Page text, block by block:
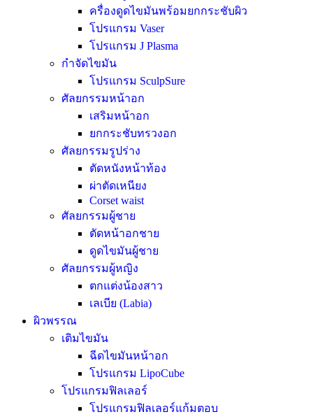
ครื่องดูดไขมันพร้อมยกกระชับผิว
โปรแกรม Vaser
โปรแกรม J Plasma
กำจัดไขมัน
โปรแกรม SculpSure
ศัลยกรรมหน้าอก
เสริมหน้าอก
ยกกระชับทรวงอก
ศัลยกรรมรูปร่าง
ตัดหนังหน้าท้อง
ผ่าตัดเหนียง
Corset waist
ศัลยกรรมผู้ชาย
ตัดหน้าอกชาย
ดูดไขมันผู้ชาย
ศัลยกรรมผู้หญิง
ตกแต่งน้องสาว
เลเบีย (Labia)
ผิวพรรณ
เติมไขมัน
ฉีดไขมันหน้าอก
โปรแกรม LipoCube
โปรแกรมฟิลเลอร์
โปรแกรมฟิลเลอร์แก้มตอบ